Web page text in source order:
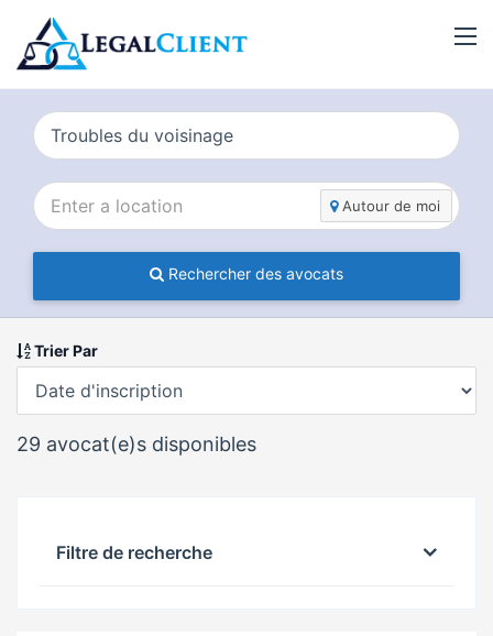
Autour de moi
Rechercher des avocats
Trier Par
29 avocat(e)s disponibles
Filtre de recherche